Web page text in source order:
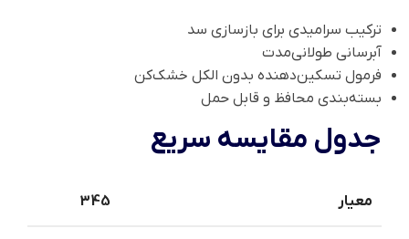
ترکیب سرامیدی برای بازسازی سد
آبرسانی طولانی‌مدت
فرمول تسکین‌دهنده بدون الکل خشک‌کن
بسته‌بندی محافظ و قابل حمل
جدول مقایسه سریع
معیار 345